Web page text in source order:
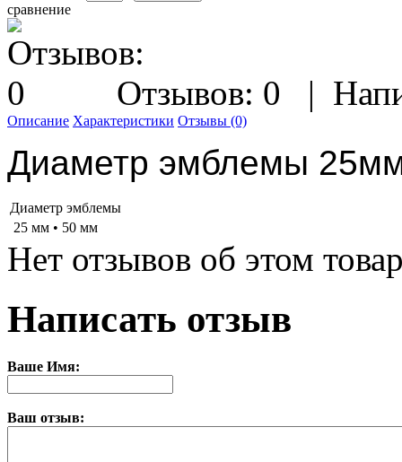
сравнение
Отзывов: 0 |
Описание Характеристики Отзывы (0)
Диаметр эмблемы
Диаметр эмблемы
25 мм • 50 мм
Нет отзывов об этом
Написать отзыв
Ваше Имя:
Ваш отзыв: